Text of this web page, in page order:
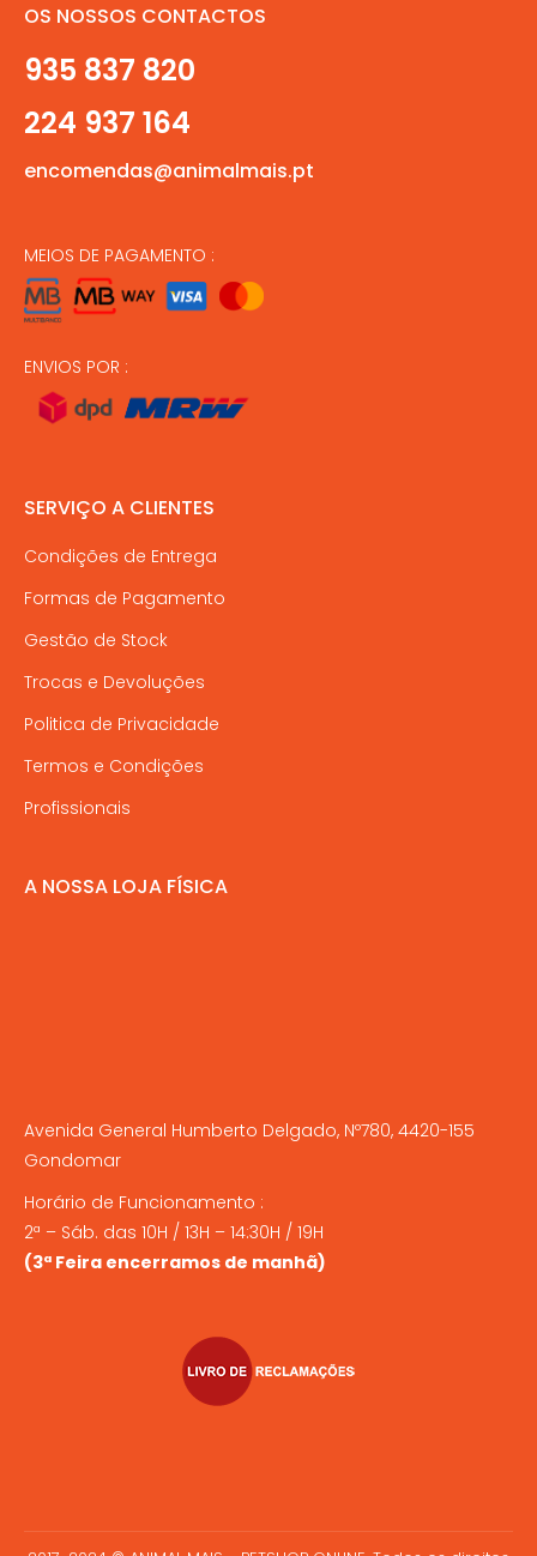
OS NOSSOS CONTACTOS
935 837 820
224 937 164
encomendas@animalmais.pt
MEIOS DE PAGAMENTO :
ENVIOS POR :
SERVIÇO A CLIENTES
Condições de Entrega
Formas de Pagamento
Gestão de Stock
Trocas e Devoluções
Politica de Privacidade
Termos e Condições
Profissionais
A NOSSA LOJA FÍSICA
Avenida General Humberto Delgado, Nº780, 4420-155
Gondomar
Horário de Funcionamento :
2ª – Sáb. das 10H / 13H – 14:30H / 19H
(3ª Feira encerramos de manhã)